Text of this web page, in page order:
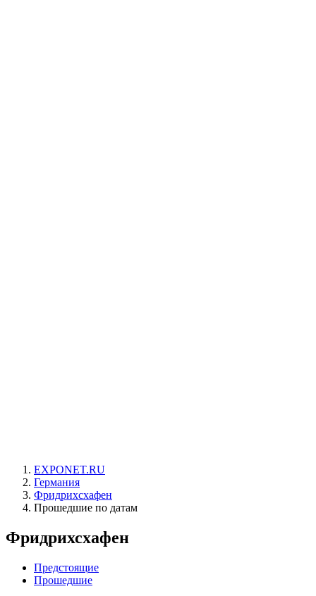
EXPONET.RU
Германия
Фридрихсхафен
Прошедшие по датам
Фридрихсхафен
Предстоящие
Прошедшие